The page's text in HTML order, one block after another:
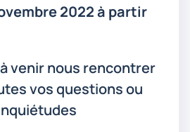
2022 à partir
venir nous rencontrer
vos questions ou